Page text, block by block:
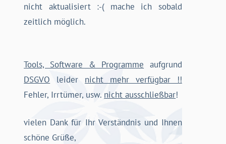
nicht aktualisiert :-( mache ich sobald
zeitlich möglich.
Tools, Software & Programme aufgrund
DSGVO leider nicht mehr verfügbar !!
Fehler, Irrtümer, usw. nicht ausschließbar!
vielen Dank für Ihr Verständnis und Ihnen
schöne Grüße,